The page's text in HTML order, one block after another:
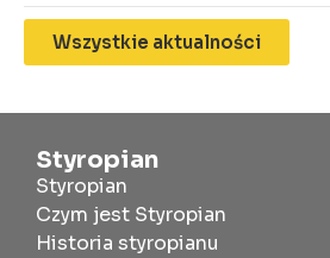
Wszystkie aktualności
Styropian
Styropian
Czym jest Styropian
Historia styropianu